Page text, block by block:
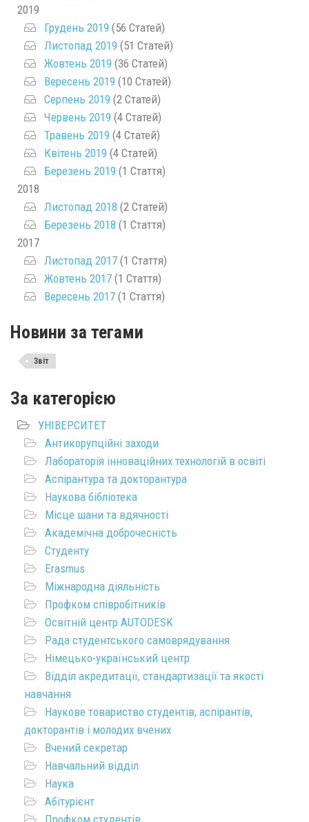
2019
Грудень 2019 (56 Статей)
Листопад 2019 (51 Статей)
Жовтень 2019 (36 Статей)
Вересень 2019 (10 Статей)
Серпень 2019 (2 Статей)
Червень 2019 (4 Статей)
Травень 2019 (4 Статей)
Квітень 2019 (4 Статей)
Березень 2019 (1 Стаття)
2018
Листопад 2018 (2 Статей)
Березень 2018 (1 Стаття)
2017
Листопад 2017 (1 Стаття)
Жовтень 2017 (1 Стаття)
Вересень 2017 (1 Стаття)
Новини за тегами
Звіт
За категорією
УНІВЕРСИТЕТ
Антикорупційні заходи
Лабораторія інноваційних технологій в освіті
Аспірантура та докторантура
Наукова бібліотека
Місце шани та вдячності
Академічна доброчесність
Студенту
Erasmus
Міжнародна діяльність
Профком співробітників
Освітній центр AUTODESK
Рада студентського самоврядування
Німецько-український центр
Відділ акредитації, стандартизації та якості
навчання
Наукове товариство студентів, аспірантів,
докторантів і молодих вчених
Вчений секретар
Навчальний відділ
Наука
Абітурієнт